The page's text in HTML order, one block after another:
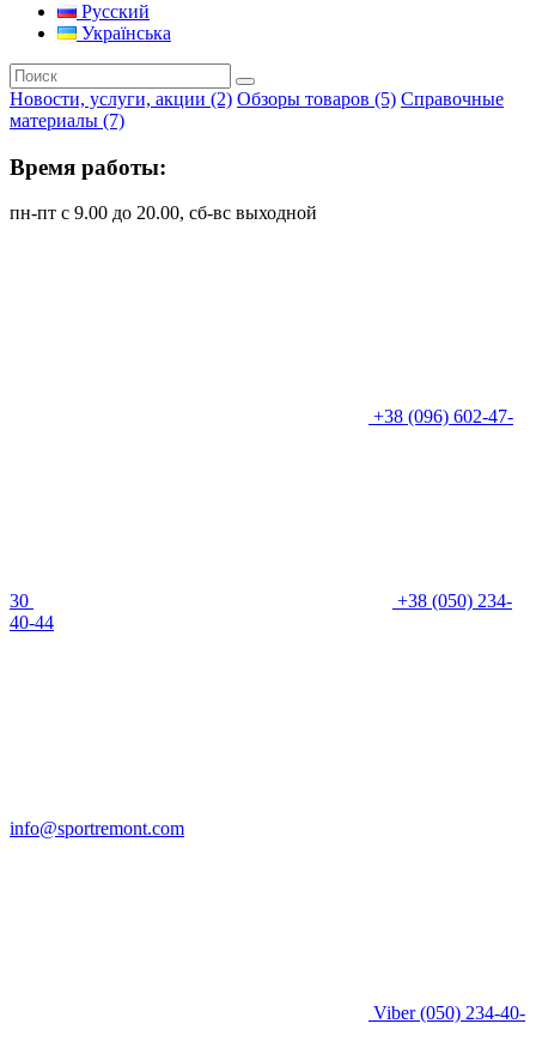
Русский
Українська
Новости, услуги, акции (2) Обзоры товаров (5) Справочные
материалы (7)
Время работы:
пн-пт с 9.00 до 20.00, сб-вс выходной
+38 (096) 602-47-
30
+38 (050) 234-
40-44
info@sportremont.com
Viber(050) 234-40-